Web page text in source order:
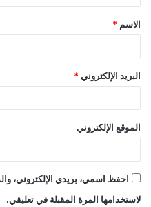
ق
*
الاسم *
البريد الإلكتروني *
الموقع الإلكتروني
احفظ اسمي، بريدي الإلكتروني،
لاستخدامها المرة المقبلة في تعليقي.